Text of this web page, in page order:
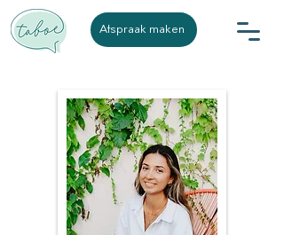
Afspraak maken